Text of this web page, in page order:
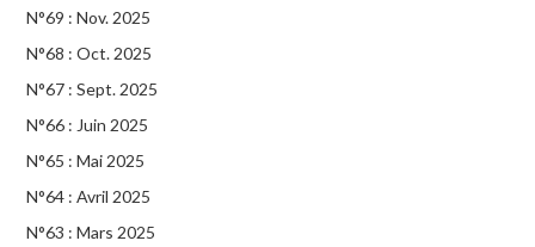
N°69 : Nov. 2025
N°68 : Oct. 2025
N°67 : Sept. 2025
N°66 : Juin 2025
N°65 : Mai 2025
N°64 : Avril 2025
N°63 : Mars 2025